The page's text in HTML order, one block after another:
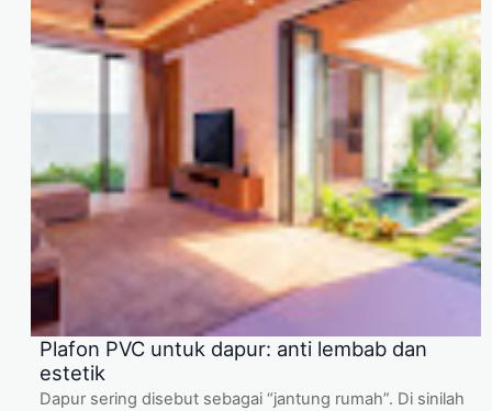
Plafon PVC untuk dapur: anti lembab dan
estetik
Dapur sering disebut sebagai “jantung rumah”. Di sinilah